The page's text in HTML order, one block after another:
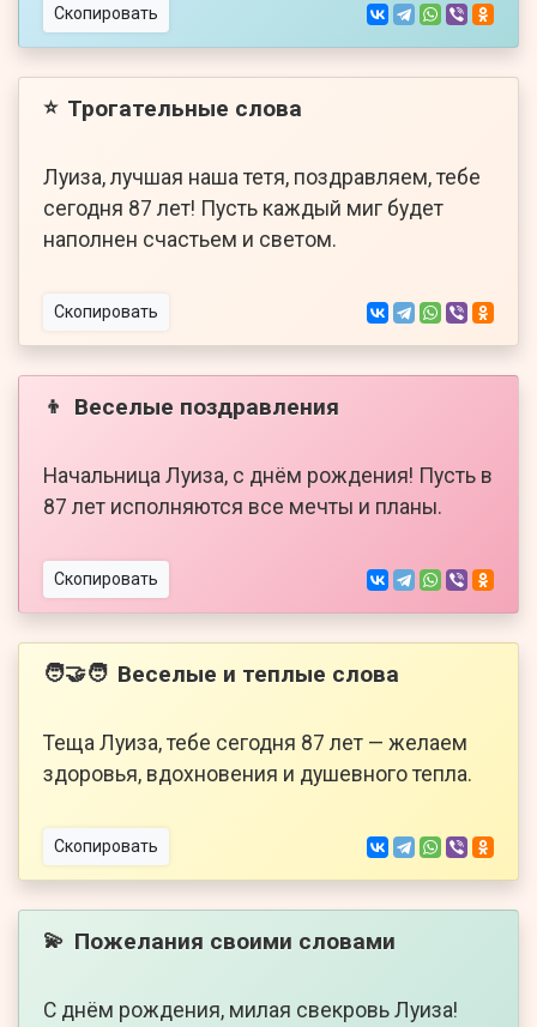
Скопировать
⭐ Трогательные слова
Луиза, лучшая наша тетя, поздравляем, тебе
сегодня 87 лет! Пусть каждый миг будет
наполнен счастьем и светом.
Скопировать
👦 Веселые поздравления
Начальница Луиза, с днём рождения! Пусть в
87 лет исполняются все мечты и планы.
Скопировать
🧑‍🤝‍🧑 Веселые и теплые слова
Теща Луиза, тебе сегодня 87 лет — желаем
здоровья, вдохновения и душевного тепла.
Скопировать
💫 Пожелания своими словами
С днём рождения, милая свекровь Луиза!